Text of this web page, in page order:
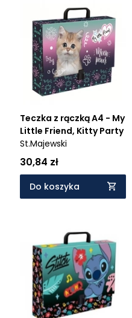
Teczka z rączką A4 - My
Little Friend, Kitty Party
St.Majewski
30,84 zł
Do koszyka